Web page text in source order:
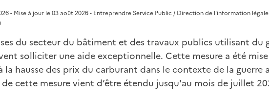
- Mise à jour le 03 août 2026 - Entreprendre Service Public / Direction de l'information
du secteur du bâtiment et des travaux publics utilisant du
solliciter une aide exceptionnelle. Cette mesure a été
la hausse des prix du carburant dans le contexte de la guerre
de cette mesure vient d’être étendu jusqu'au mois de juillet